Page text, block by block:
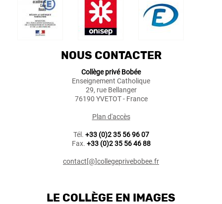
NOUS CONTACTER
Collège privé Bobée
Enseignement Catholique
29, rue Bellanger
76190 YVETOT - France
Plan d'accès
Tél. +33 (0)2 35 56 96 07
Fax. +33 (0)2 35 56 46 88
contact[@]collegeprivebobee.fr
LE COLLÈGE EN IMAGES